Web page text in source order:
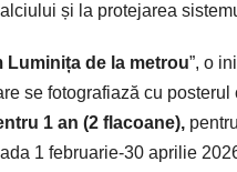
și la protejarea
Luminița de la metrou”, o
se fotografiază cu
1 an (2 flacoane),
1 februarie-30 aprilie